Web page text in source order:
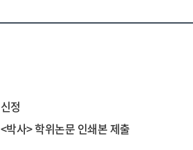
신정
<박사> 학위논문 인쇄본 제출